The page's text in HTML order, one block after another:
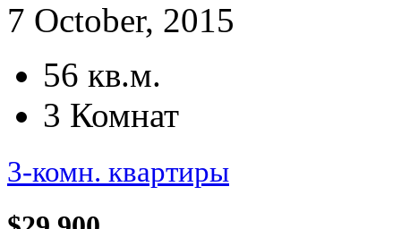
7 October, 2015
56 кв.м.
3 Комнат
3-комн. квартиры